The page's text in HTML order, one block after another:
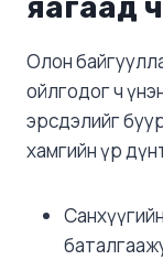
Олон
ойлгодог ч
эрсдэлийг
хамгийн үр